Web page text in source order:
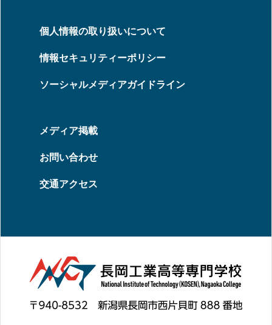
個人情報の取り扱いについて
情報セキュリティーポリシー
ソーシャルメディアガイドライン
メディア掲載
お問い合わせ
交通アクセス